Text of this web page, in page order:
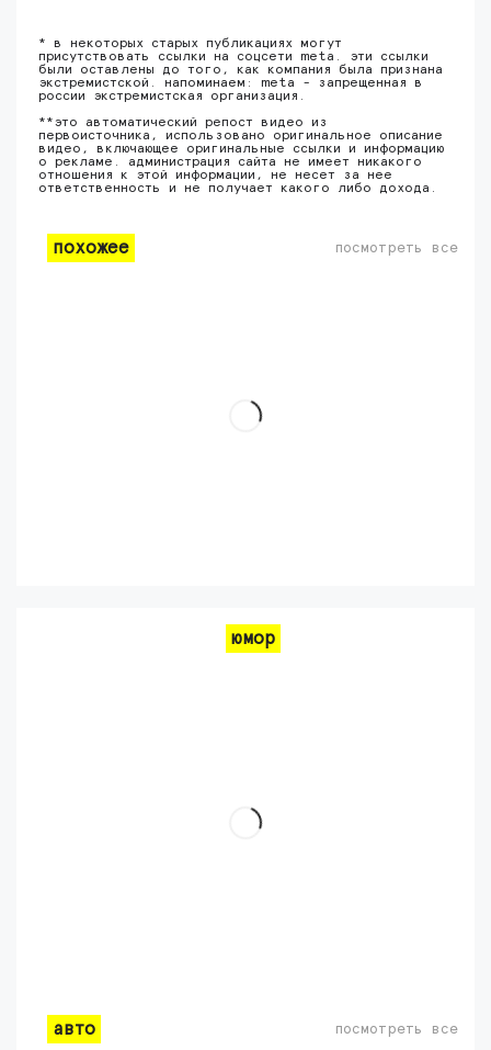
* в некоторых старых публикациях могут
присутствовать ссылки на соцсети meta. эти ссылки
были оставлены до того, как компания была признана
экстремистской. напоминаем: meta - запрещенная в
россии экстремистская организация.
**это автоматический репост видео из
первоисточника, использовано оригинальное описание
видео, включающее оригинальные ссылки и информацию
о рекламе. администрация сайта не имеет никакого
отношения к этой информации, не несет за нее
ответственность и не получает какого либо дохода.
похожее посмотреть все
юмор
авто посмотреть все